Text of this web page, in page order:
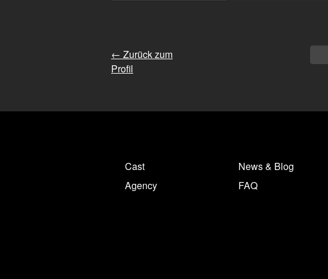
← Zurück zum
Profil
Cast
Agency
News & Blog
FAQ